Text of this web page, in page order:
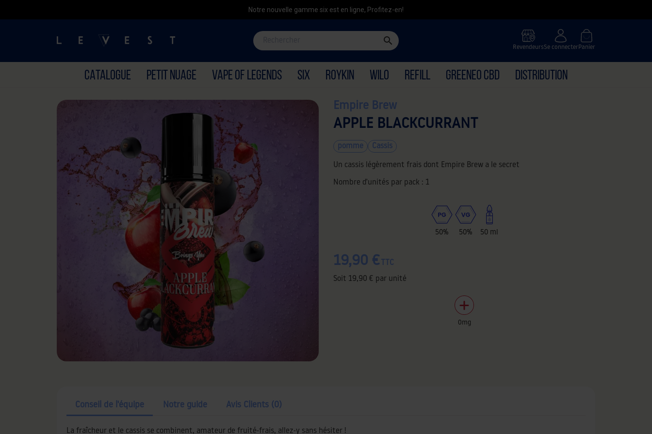
Notre nouvelle gamme six est en ligne, Profitez-en!
search
RevendeursSe connecter Panier
CATALOGUE PETIT NUAGE VAPE OF LEGENDS SIX ROYKIN WILO REFILL GREENEO CBD DISTRIBUTION
Empire Brew
APPLE BLACKCURRANT
pomme Cassis
Un cassis légèrement frais dont Empire Brew a le secret
Nombre d'unités par pack : 1
50% 50% 50 ml
19,90 € TTC
Soit 19,90 € par unité
0mg
Conseil de l'équipe Notre guide Avis Clients (0)
La fraîcheur et le cassis se combinent, amateur de fruité-frais, allez-y sans hésiter !